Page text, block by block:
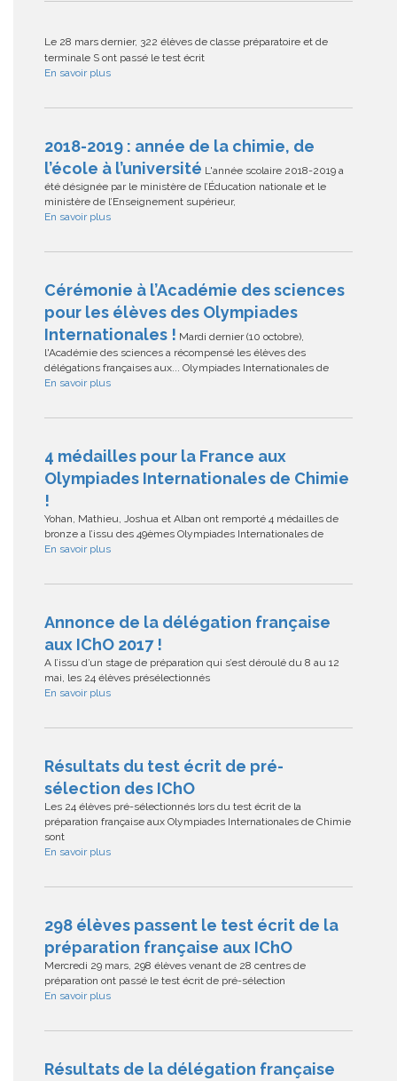
Le 28 mars dernier, 322 élèves de classe préparatoire et de
terminale S ont passé le test écrit
En savoir plus
2018-2019 : année de la chimie, de
l’école à l’université L'année scolaire 2018-2019 a
été désignée par le ministère de l’Éducation nationale et le
ministère de l’Enseignement supérieur,
En savoir plus
Cérémonie à l’Académie des sciences
pour les élèves des Olympiades
Internationales ! Mardi dernier (10 octobre),
l'Académie des sciences a récompensé les élèves des
délégations françaises aux... Olympiades Internationales de
En savoir plus
4 médailles pour la France aux
Olympiades Internationales de Chimie
!
Yohan, Mathieu, Joshua et Alban ont remporté 4 médailles de
bronze a l’issu des 49èmes Olympiades Internationales de
En savoir plus
Annonce de la délégation française
aux IChO 2017 !
A l’issu d’un stage de préparation qui s’est déroulé du 8 au 12
mai, les 24 élèves présélectionnés
En savoir plus
Résultats du test écrit de pré-
sélection des IChO
Les 24 élèves pré-sélectionnés lors du test écrit de la
préparation française aux Olympiades Internationales de Chimie
sont
En savoir plus
298 élèves passent le test écrit de la
préparation française aux IChO
Mercredi 29 mars, 298 élèves venant de 28 centres de
préparation ont passé le test écrit de pré-sélection
En savoir plus
Résultats de la délégation française